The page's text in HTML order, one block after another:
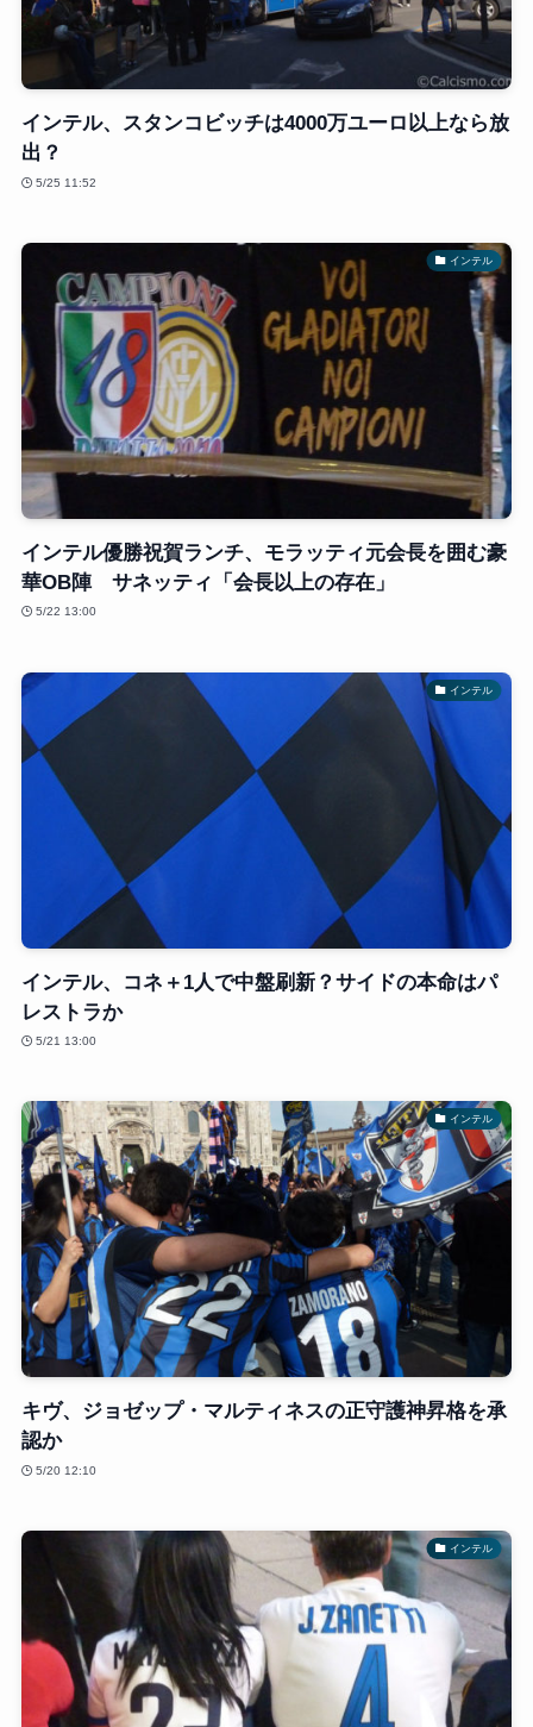
インテル、スタンコビッチは4000万ユーロ以上なら放
出？
5/25 11:52
インテル
インテル優勝祝賀ランチ、モラッティ元会長を囲む豪
華OB陣 サネッティ「会長以上の存在」
5/22 13:00
インテル
インテル、コネ＋1人で中盤刷新？サイドの本命はパ
レストラか
5/21 13:00
インテル
キヴ、ジョゼップ・マルティネスの正守護神昇格を承
認か
5/20 12:10
インテル